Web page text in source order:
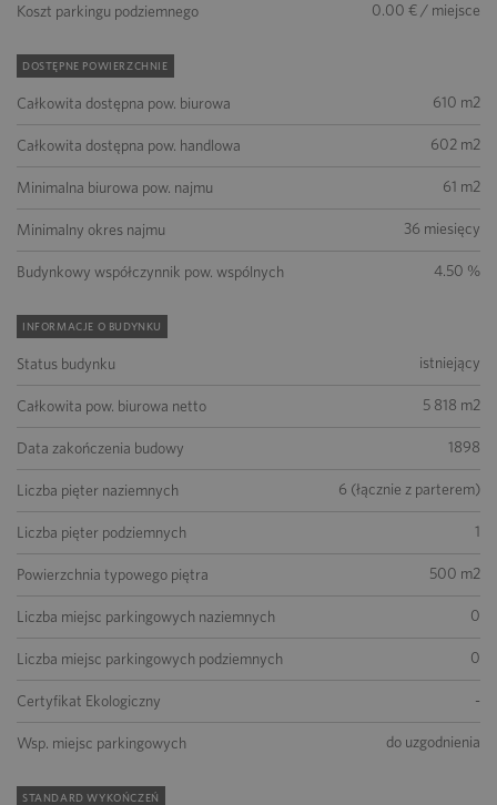
Koszt parkingu podziemnego 0.00 € / miejsce
DOSTĘPNE POWIERZCHNIE
Całkowita dostępna pow. biurowa 610 m2
Całkowita dostępna pow. handlowa 602 m2
Minimalna biurowa pow. najmu 61 m2
Minimalny okres najmu 36 miesięcy
Budynkowy współczynnik pow. wspólnych 4.50 %
INFORMACJE O BUDYNKU
Status budynku istniejący
Całkowita pow. biurowa netto 5 818 m2
Data zakończenia budowy 1898
Liczba pięter naziemnych 6 (łącznie z parterem)
Liczba pięter podziemnych 1
Powierzchnia typowego piętra 500 m2
Liczba miejsc parkingowych naziemnych 0
Liczba miejsc parkingowych podziemnych 0
Certyfikat Ekologiczny -
Wsp. miejsc parkingowych do uzgodnienia
STANDARD WYKOŃCZEŃ